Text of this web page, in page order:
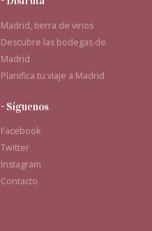
Madrid, tierra de vinos
Descubre las bodegas de
Madrid
Planifica tu viaje a Madrid
- Síguenos
Facebook
Twitter
Instagram
Contacto